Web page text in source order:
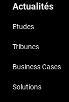
Actualités
Etudes
Tribunes
Business Cases
Solutions